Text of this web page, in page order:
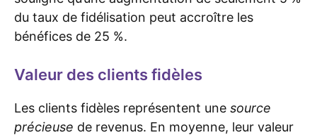
du taux de fidélisation peut accroître les
bénéfices de 25 %.
Valeur des clients fidèles
Les clients fidèles représentent une source
précieuse de revenus. En moyenne, leur valeur